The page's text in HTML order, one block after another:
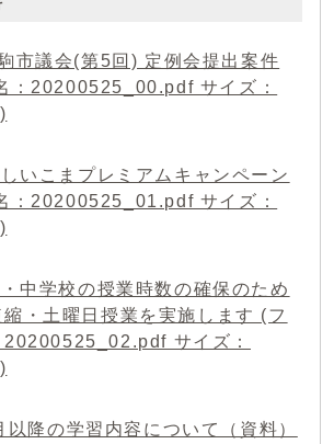
市議会(第5回) 定例会提出案件
：20200525_00.pdf サイズ：
いこまプレミアムキャンペーン
：20200525_01.pdf サイズ：
中学校の授業時数の確保のため
・土曜日授業を実施します (フ
20200525_02.pdf サイズ：
降の学習内容について（資料）